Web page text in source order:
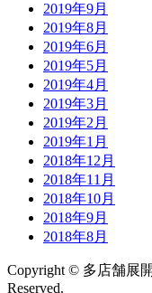
2019年9月
2019年8月
2019年6月
2019年5月
2019年4月
2019年3月
2019年2月
2019年1月
2018年12月
2018年11月
2018年10月
2018年9月
2018年8月
Copyright © 多店舗展
Reserved.